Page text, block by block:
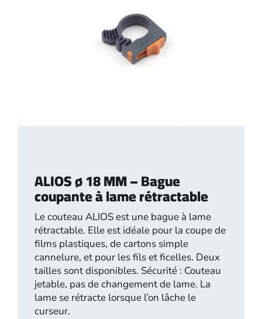
ALIOS ø 18 MM – Bague
coupante à lame rétractable
Le couteau ALIOS est une bague à lame
rétractable. Elle est idéale pour la coupe de
films plastiques, de cartons simple
cannelure, et pour les fils et ficelles. Deux
tailles sont disponibles. Sécurité : Couteau
jetable, pas de changement de lame. La
lame se rétracte lorsque l’on lâche le
curseur.